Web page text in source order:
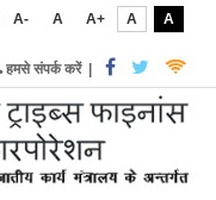
A- A A+ A
A
हमसे संपर्क करें|